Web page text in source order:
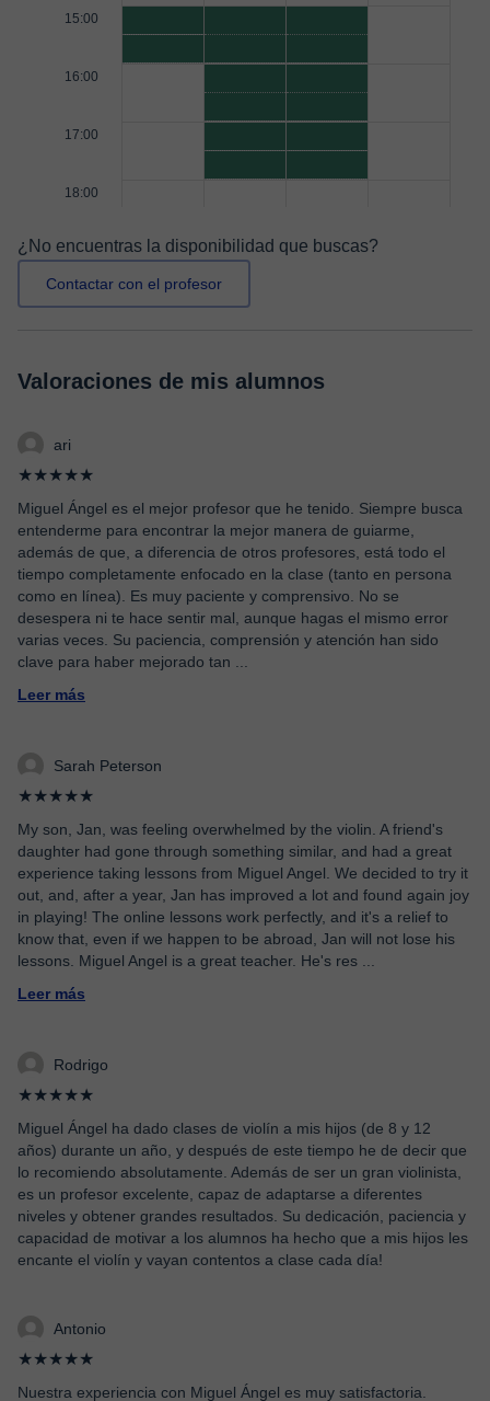
15:00
16:00
17:00
18:00
¿No encuentras la disponibilidad que buscas?
Contactar con el profesor
Valoraciones de mis alumnos
ari
★★★★★
Miguel Ángel es el mejor profesor que he tenido. Siempre busca
entenderme para encontrar la mejor manera de guiarme,
además de que, a diferencia de otros profesores, está todo el
tiempo completamente enfocado en la clase (tanto en persona
como en línea). Es muy paciente y comprensivo. No se
desespera ni te hace sentir mal, aunque hagas el mismo error
varias veces. Su paciencia, comprensión y atención han sido
clave para haber mejorado tan
Leer más
Sarah Peterson
★★★★★
My son, Jan, was feeling overwhelmed by the violin. A friend's
daughter had gone through something similar, and had a great
experience taking lessons from Miguel Angel. We decided to try it
out, and, after a year, Jan has improved a lot and found again joy
in playing! The online lessons work perfectly, and it's a relief to
know that, even if we happen to be abroad, Jan will not lose his
lessons. Miguel Angel is a great teacher. He's res
Leer más
Rodrigo
★★★★★
Miguel Ángel ha dado clases de violín a mis hijos (de 8 y 12
años) durante un año, y después de este tiempo he de decir que
lo recomiendo absolutamente. Además de ser un gran violinista,
es un profesor excelente, capaz de adaptarse a diferentes
niveles y obtener grandes resultados. Su dedicación, paciencia y
capacidad de motivar a los alumnos ha hecho que a mis hijos les
encante el violín y vayan contentos a clase cada día!
Antonio
★★★★★
Nuestra experiencia con Miguel Ángel es muy satisfactoria.